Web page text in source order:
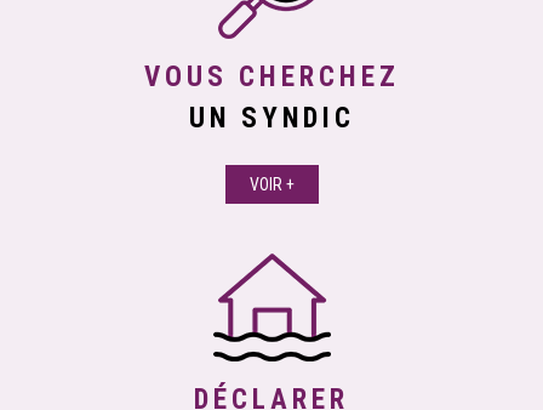
VOUS CHERCHEZ
UN SYNDIC
VOIR +
DÉCLARER